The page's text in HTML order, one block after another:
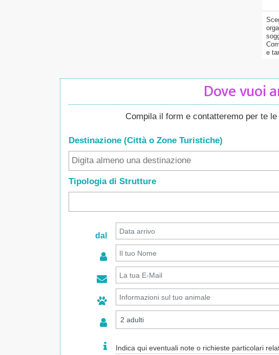
e
Dove vuoi
Compila il form e contatteremo per te le
Destinazione (Città o Zone Turistiche)
Tipologia di Strutture
dal
Indica qui eventuali note o richieste particolari